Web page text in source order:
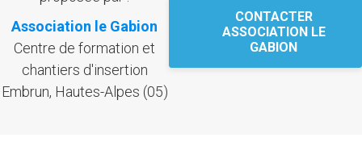
Association le Gabion
Centre de formation et
chantiers d'insertion
Embrun, Hautes-Alpes (05)
CONTACTER
ASSOCIATION LE
GABION